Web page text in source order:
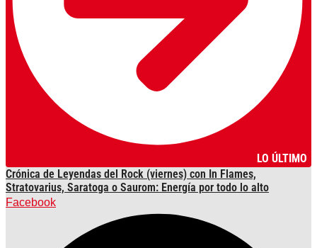
LO ÚLTIMO
Crónica de Leyendas del Rock (viernes) con In Flames,
Stratovarius, Saratoga o Saurom: Energía por todo lo alto
Facebook